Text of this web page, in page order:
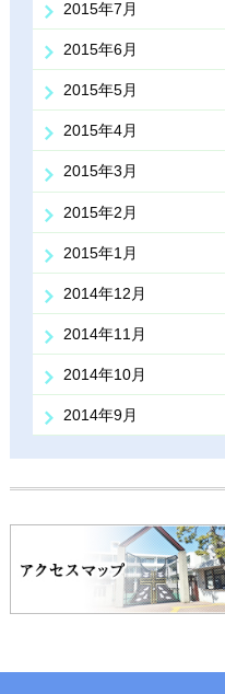
2015年7月
2015年6月
2015年5月
2015年4月
2015年3月
2015年2月
2015年1月
2014年12月
2014年11月
2014年10月
2014年9月